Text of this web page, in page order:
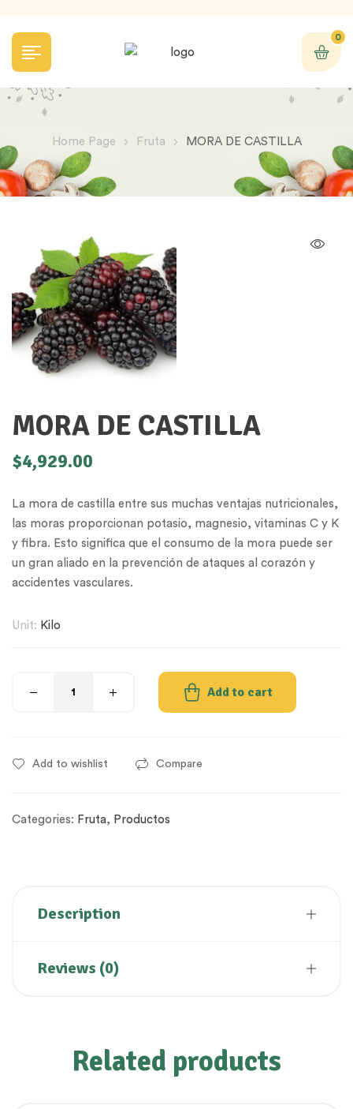
0
Home Page Fruta MORA DE CASTILLA
MORA DE CASTILLA
$4,929.00
La mora de castilla entre sus muchas ventajas nutricionales,
las moras proporcionan potasio, magnesio, vitaminas C y K
y fibra. Esto significa que el consumo de la mora puede ser
un gran aliado en la prevención de ataques al corazón y
accidentes vasculares.
Unit: Kilo
Add to cart
Add to wishlist Compare
Categories: Fruta, Productos
Description
Reviews (0)
Related products